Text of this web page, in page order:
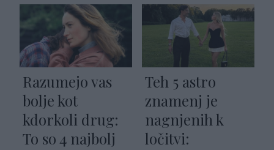
Razumejo vas
bolje kot
kdorkoli drug:
To so 4 najbolj
Teh 5 astro
znamenj je
nagnjenih k
ločitvi: